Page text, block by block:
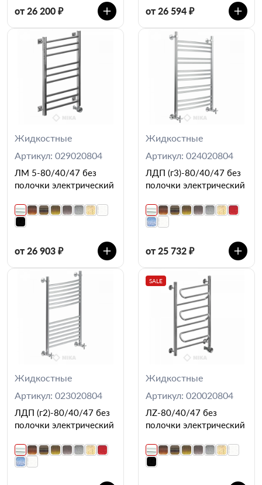
от 26 200 ₽ от 26 594 ₽
Жидкостные
Артикул: 029020804
ЛМ 5-80/40/47 без
полочки электрический
от 26 903 ₽
Жидкостные
Артикул: 024020804
ЛДП (г3)-80/40/47 без
полочки электрический
от 25 732 ₽
Жидкостные
Артикул: 023020804
ЛДП (г2)-80/40/47 без
полочки электрический
SALE
Жидкостные
Артикул: 020020804
ЛZ-80/40/47 без
полочки электрический